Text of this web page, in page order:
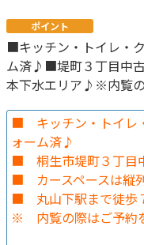
ポイント
■キッチン・トイレ・
ム済♪■堤町３丁目中
本下水エリア♪※内覧の
■ キッチン・トイレ
ォーム済♪
■ 桐生市堤町３丁目
■ カースペースは縦
■ 丸山下駅まで徒歩
※ 内覧の際はご予約